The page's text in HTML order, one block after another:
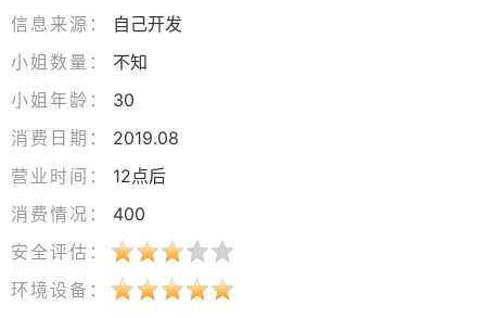
信息来源：
自己开发
小姐数量：
不知
小姐年龄：
30
消费日期：
2019.08
营业时间：
12点后
消费情况：
400
安全评估：
环境设备：